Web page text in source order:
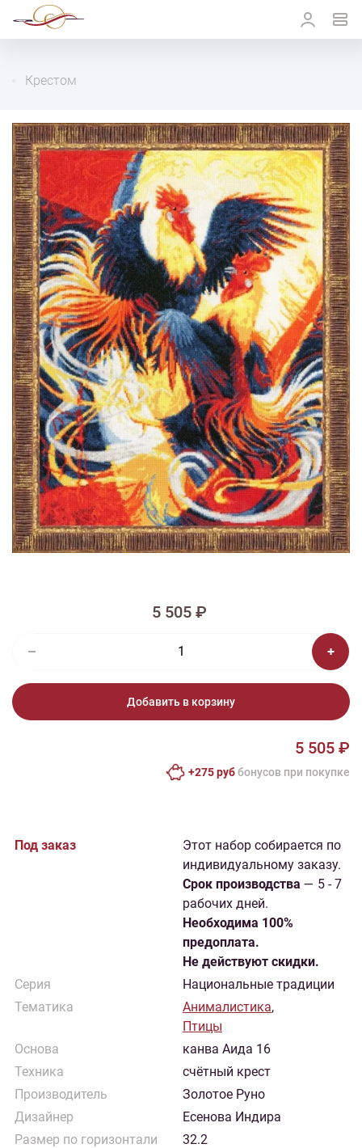
Крестом
1/2
Изображения и цвет представленного товара могут незначительно
отличаться от оригинала продукции, взависимости от разрешения и
настроек вашего монитора, а также условий освещения при съемке
Вышивка НТ-004 Экспрессия
5 505 ₽
Добавить в корзину
5 505 ₽
+275 руббонусов при покупке
Под заказ
Этот набор собирается по
индивидуальному заказу.
Cрок производства — 5 - 7
рабочих дней.
Необходима 100%
предоплата.
Не действуют скидки.
Серия
Национальные традиции
Тематика
Анималистика,
Птицы
Основа
канва Аида 16
Техника
счётный крест
Производитель
Золотое Руно
Дизайнер
Есенова Индира
Размер по горизонтали
32.2